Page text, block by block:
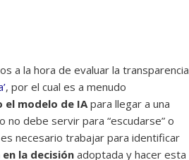
a la hora de evaluar la transparencia
, por el cual es a menudo
el modelo de IA para llegar a una
debe servir para “escudarse” o
necesario trabajar para identificar
la decisión adoptada y hacer esta